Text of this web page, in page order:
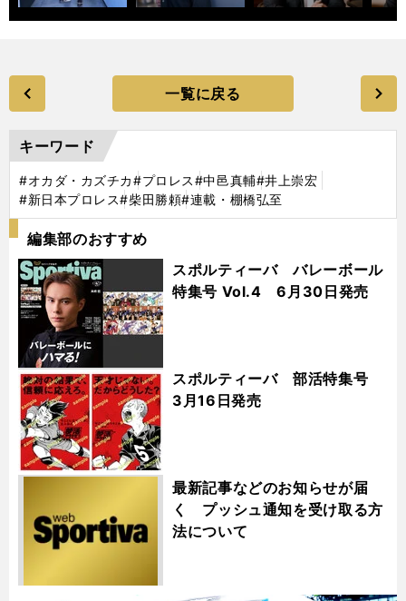
一覧に戻る
キーワード
#オカダ・カズチカ#プロレス#中邑真輔#井上崇宏
#新日本プロレス#柴田勝頼#連載・棚橋弘至
編集部のおすすめ
スポルティーバ バレーボール
特集号 Vol.4 6月30日発売
スポルティーバ 部活特集号
3月16日発売
最新記事などのお知らせが届
く プッシュ通知を受け取る方
法について